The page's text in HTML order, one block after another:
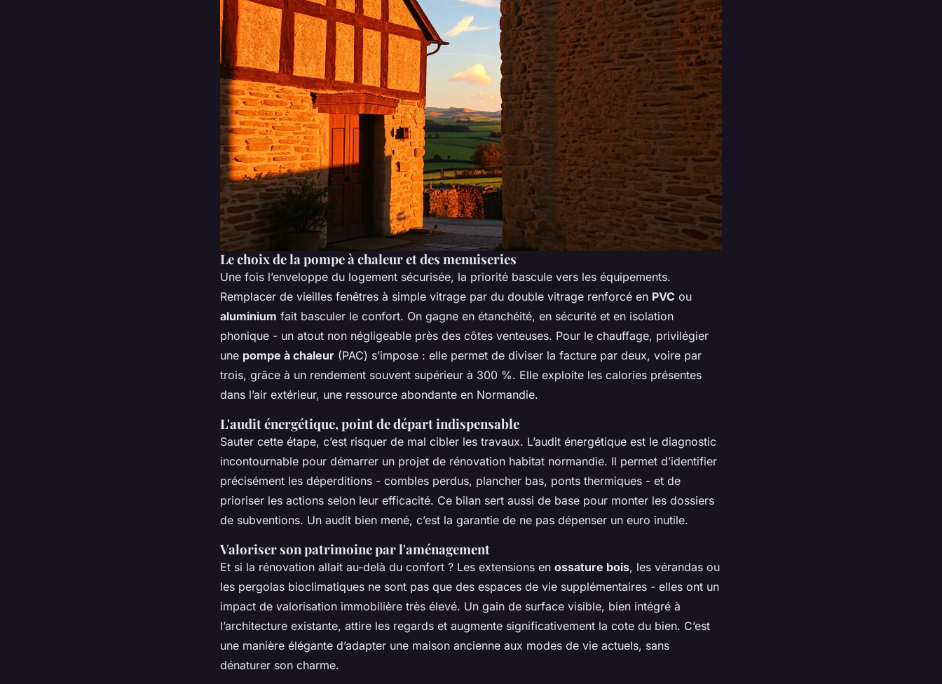
Le choix de la pompe à chaleur et des menuiseries
Une fois l’enveloppe du logement sécurisée, la priorité bascule vers les équipements.
Remplacer de vieilles fenêtres à simple vitrage par du double vitrage renforcé en PVC ou
aluminium fait basculer le confort. On gagne en étanchéité, en sécurité et en isolation
phonique - un atout non négligeable près des côtes venteuses. Pour le chauffage, privilégier
une pompe à chaleur (PAC) s’impose : elle permet de diviser la facture par deux, voire par
trois, grâce à un rendement souvent supérieur à 300 %. Elle exploite les calories présentes
dans l’air extérieur, une ressource abondante en Normandie.
L'audit énergétique, point de départ indispensable
Sauter cette étape, c’est risquer de mal cibler les travaux. L’audit énergétique est le diagnostic
incontournable pour démarrer un projet de rénovation habitat normandie. Il permet d’identifier
précisément les déperditions - combles perdus, plancher bas, ponts thermiques - et de
prioriser les actions selon leur efficacité. Ce bilan sert aussi de base pour monter les dossiers
de subventions. Un audit bien mené, c’est la garantie de ne pas dépenser un euro inutile.
Valoriser son patrimoine par l'aménagement
Et si la rénovation allait au-delà du confort ? Les extensions en ossature bois, les vérandas ou
les pergolas bioclimatiques ne sont pas que des espaces de vie supplémentaires - elles ont un
impact de valorisation immobilière très élevé. Un gain de surface visible, bien intégré à
l’architecture existante, attire les regards et augmente significativement la cote du bien. C’est
une manière élégante d’adapter une maison ancienne aux modes de vie actuels, sans
dénaturer son charme.